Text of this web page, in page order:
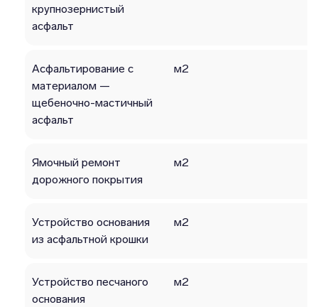
крупнозернистый
асфальт
Асфальтирование с
материалом —
щебеночно-мастичный
асфальт
м2
Ямочный ремонт
дорожного покрытия
м2
Устройство основания
из асфальтной крошки
м2
Устройство песчаного
основания
м2